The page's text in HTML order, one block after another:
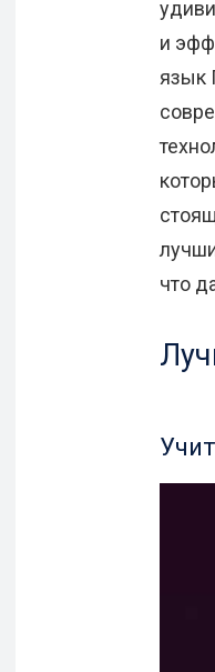
и
язык
что